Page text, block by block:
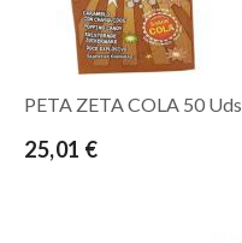
PETA ZETA COLA 50 Uds
25,01 €